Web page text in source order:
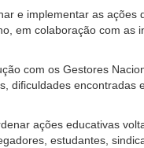
e implementar as ações
em colaboração com as
com os Gestores
dificuldades encontradas
ações educativas
estudantes,